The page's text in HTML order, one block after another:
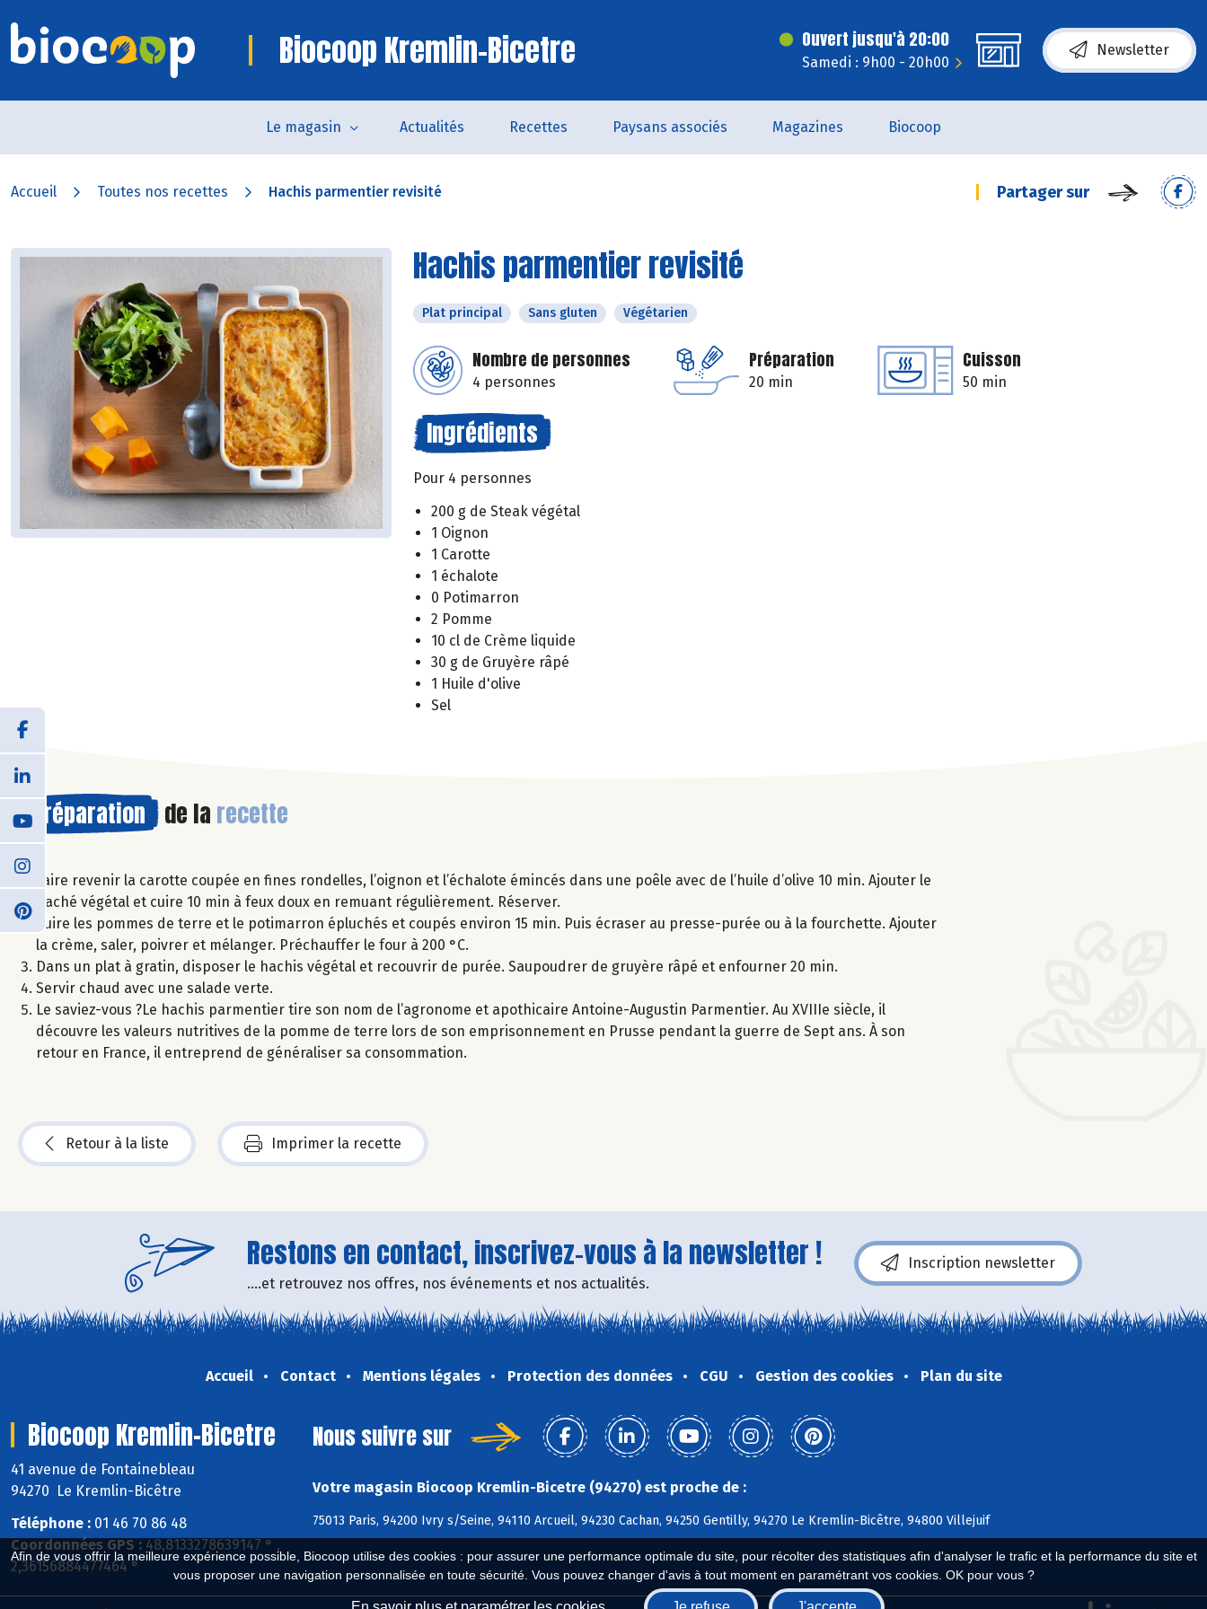
Afin de vous offrir la meilleure expérience possible, Biocoop utilise des cookies : pour assurer une performance optimale du site, pour récolter des statistiques afin d'analyser le trafic et la performance du site et
vous proposer une navigation personnalisée en toute sécurité. Vous pouvez changer d'avis à tout moment en paramétrant vos cookies. OK pour vous ?
Biocoop Kremlin-Bicetre Ouvert jusqu'à 20:00
Samedi : 9h00 - 20h00
Newsletter
Le magasin Actualités Recettes Paysans associés Magazines Biocoop
Accueil Toutes nos recettes Hachis parmentier revisité Partager sur
Hachis parmentier revisité
Plat principal Sans gluten Végétarien
Nombre de personnes
4 personnes
Préparation
20 min
Cuisson
50 min
Ingrédients
Pour 4 personnes
200 g de Steak végétal
1 Oignon
1 Carotte
1 échalote
0 Potimarron
2 Pomme
10 cl de Crème liquide
30 g de Gruyère râpé
1 Huile d'olive
Sel
Préparation de la recette
Faire revenir la carotte coupée en fines rondelles, l’oignon et l’échalote émincés dans une poêle avec de l’huile d’olive 10 min. Ajouter le
haché végétal et cuire 10 min à feux doux en remuant régulièrement. Réserver.
Cuire les pommes de terre et le potimarron épluchés et coupés environ 15 min. Puis écraser au presse-purée ou à la fourchette. Ajouter
la crème, saler, poivrer et mélanger. Préchauffer le four à 200 °C.
Dans un plat à gratin, disposer le hachis végétal et recouvrir de purée. Saupoudrer de gruyère râpé et enfourner 20 min.
Servir chaud avec une salade verte.
Le saviez-vous ?Le hachis parmentier tire son nom de l’agronome et apothicaire Antoine-Augustin Parmentier. Au XVIIIe siècle, il
découvre les valeurs nutritives de la pomme de terre lors de son emprisonnement en Prusse pendant la guerre de Sept ans. À son
retour en France, il entreprend de généraliser sa consommation.
Retour à la liste Imprimer la recette
Restons en contact, inscrivez-vous à la newsletter !
....et retrouvez nos offres, nos événements et nos actualités.
Inscription newsletter
Accueil Contact Mentions légales Protection des données CGU Gestion des cookies Plan du site
Biocoop Kremlin-Bicetre
41 avenue de Fontainebleau
94270 Le Kremlin-Bicêtre
Téléphone : 01 46 70 86 48
Coordonnées GPS : 48,8133278639147 ° ,
2,36156884477464 °
Nous suivre sur
Votre magasin Biocoop Kremlin-Bicetre (94270) est proche de :
75013 Paris, 94200 Ivry s/Seine, 94110 Arcueil, 94230 Cachan, 94250 Gentilly, 94270 Le Kremlin-Bicêtre, 94800 Villejuif